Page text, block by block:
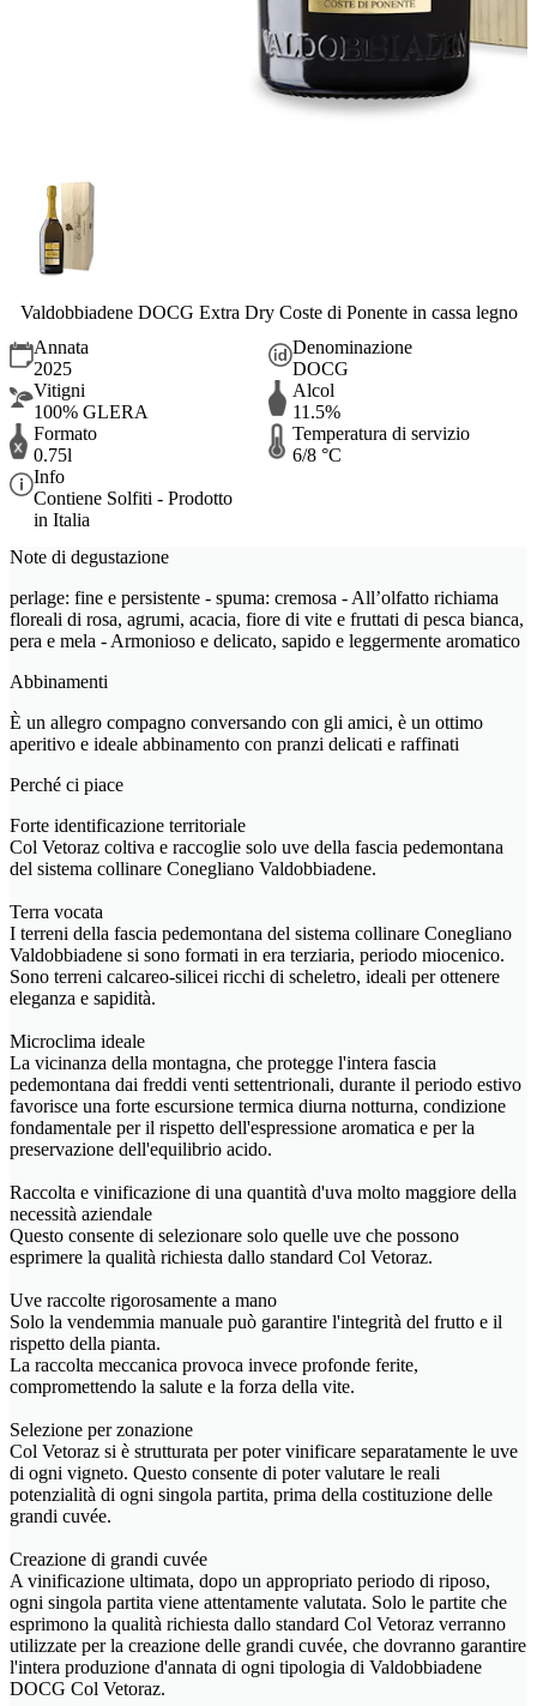
Valdobbiadene DOCG Extra Dry Coste di Ponente in cassa legno
Annata
2025
Denominazione
DOCG
Vitigni
100% GLERA
Alcol
11.5%
Formato
0.75l
Temperatura di servizio
6/8 °C
Info
Contiene Solfiti - Prodotto
in Italia
Note di degustazione
perlage: fine e persistente - spuma: cremosa - All’olfatto richiama
floreali di rosa, agrumi, acacia, fiore di vite e fruttati di pesca bianca,
pera e mela - Armonioso e delicato, sapido e leggermente aromatico
Abbinamenti
È un allegro compagno conversando con gli amici, è un ottimo
aperitivo e ideale abbinamento con pranzi delicati e raffinati
Perché ci piace
Forte identificazione territoriale
Col Vetoraz coltiva e raccoglie solo uve della fascia pedemontana
del sistema collinare Conegliano Valdobbiadene.
Terra vocata
I terreni della fascia pedemontana del sistema collinare Conegliano
Valdobbiadene si sono formati in era terziaria, periodo miocenico.
Sono terreni calcareo-silicei ricchi di scheletro, ideali per ottenere
eleganza e sapidità.
Microclima ideale
La vicinanza della montagna, che protegge l'intera fascia
pedemontana dai freddi venti settentrionali, durante il periodo estivo
favorisce una forte escursione termica diurna notturna, condizione
fondamentale per il rispetto dell'espressione aromatica e per la
preservazione dell'equilibrio acido.
Raccolta e vinificazione di una quantità d'uva molto maggiore della
necessità aziendale
Questo consente di selezionare solo quelle uve che possono
esprimere la qualità richiesta dallo standard Col Vetoraz.
Uve raccolte rigorosamente a mano
Solo la vendemmia manuale può garantire l'integrità del frutto e il
rispetto della pianta.
La raccolta meccanica provoca invece profonde ferite,
compromettendo la salute e la forza della vite.
Selezione per zonazione
Col Vetoraz si è strutturata per poter vinificare separatamente le uve
di ogni vigneto. Questo consente di poter valutare le reali
potenzialità di ogni singola partita, prima della costituzione delle
grandi cuvée.
Creazione di grandi cuvée
A vinificazione ultimata, dopo un appropriato periodo di riposo,
ogni singola partita viene attentamente valutata. Solo le partite che
esprimono la qualità richiesta dallo standard Col Vetoraz verranno
utilizzate per la creazione delle grandi cuvée, che dovranno garantire
l'intera produzione d'annata di ogni tipologia di Valdobbiadene
DOCG Col Vetoraz.